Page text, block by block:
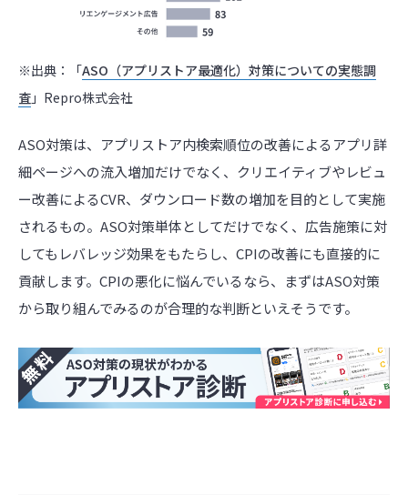
※出典：「ASO（アプリストア最適化）対策についての実態調
査 」Repro株式会社
ASO対策は、アプリストア内検索順位の改善によるアプリ詳
細ページへの流⼊増加だけでなく、クリエイティブやレビュ
ー改善によるCVR、ダウンロード数の増加を⽬的として実施
されるもの。ASO対策単体としてだけでなく、広告施策に対
してもレバレッジ効果をもたらし、CPIの改善にも直接的に
貢献します。CPIの悪化に悩んでいるなら、まずはASO対策
から取り組んでみるのが合理的な判断といえそうです。